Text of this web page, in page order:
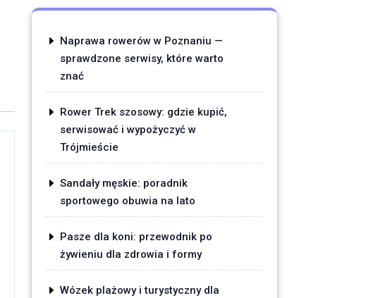
Naprawa rowerów w Poznaniu —
sprawdzone serwisy, które warto
znać
Rower Trek szosowy: gdzie kupić,
serwisować i wypożyczyć w
Trójmieście
Sandały męskie: poradnik
sportowego obuwia na lato
Pasze dla koni: przewodnik po
żywieniu dla zdrowia i formy
Wózek plażowy i turystyczny dla